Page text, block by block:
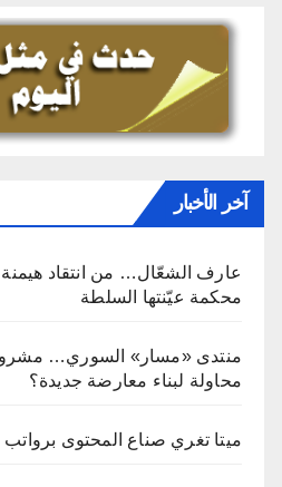
آخر الأخبار
عارف الشعّال… من انتقاد
محكمة عيّنتها السلطة
منتدى «مسار» السوري…
محاولة لبناء معارضة جديدة؟
ميتا تغري صناع المحتوى